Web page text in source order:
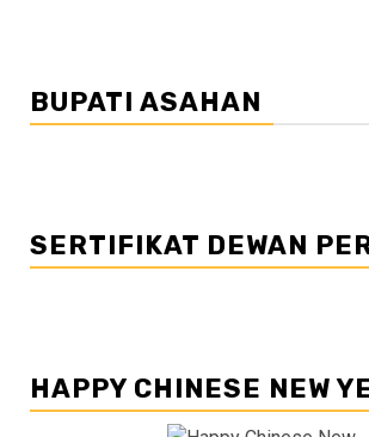
BUPATI ASAHAN
SERTIFIKAT DEWAN
HAPPY CHINESE NEW